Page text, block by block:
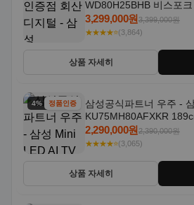
WD80H25BHB 비스포크
18kg 26년형 일체형 1등
3,299,000원3,399,000원
★★★★⭐(3,864)
상품 자세히
4% 할인정품인증
삼성공식파트너 우주 -
KU75MH80AFXKR
2,290,000원2,390,000원
★★★★⭐(3,065)
상품 자세히